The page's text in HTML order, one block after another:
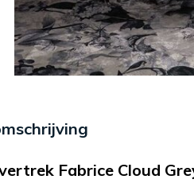
Fabrice Cloud